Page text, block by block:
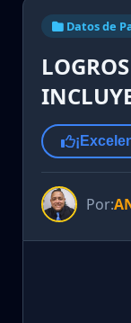
Datos de
Por: